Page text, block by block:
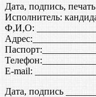
Дата, подпись,
Исполнитель:
Ф,И,О: _____________
E-mail:
Дата, подпись